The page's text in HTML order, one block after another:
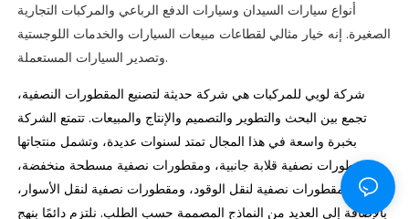
أنواع سيارات السيدان وسيارات الدفع الرباعي والمركبات التجارية
الصغيرة. إنه خيار مثالي لقطاعات مبيعات السيارات والخدمات اللوجستية
وتصدير السيارات المستعملة.
شركة لويي للمركبات هي شركة حديثة لتصنيع المقطورات النصفية،
تجمع بين البحث والتطوير والتصميم والإنتاج والمبيعات. تتمتع الشركة
بخبرة واسعة في هذا المجال تمتد لسنوات عديدة، وتشمل منتجاتها
مقطورات نصفية قلابة جانبية، ومقطورات نصفية مسطحة منخفضة،
ومقطورات نصفية لنقل الوقود، ومقطورات نصفية لنقل الأسوار،
بالإضافة إلى العديد من النماذج المصممة حسب الطلب. نلتزم دائمًا بنهج